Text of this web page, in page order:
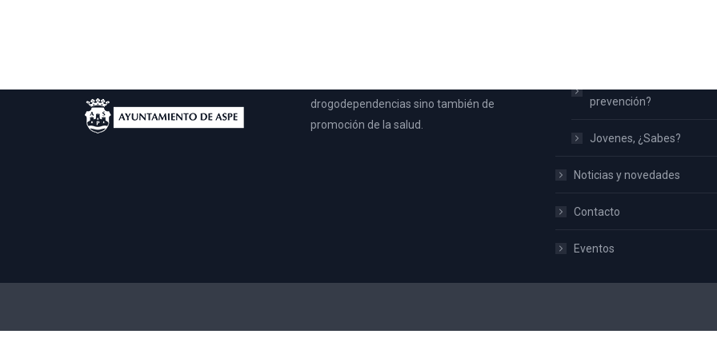
drogodependencias sino también de
promoción de la salud.
prevención?
Jovenes, ¿Sabes?
Noticias y novedades
Contacto
Eventos